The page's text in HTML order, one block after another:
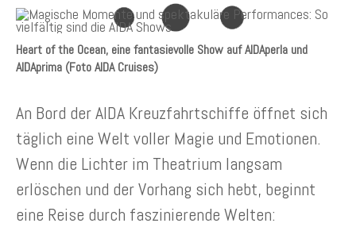
Heart of the Ocean, eine fantasievolle Show auf AIDAperla und
AIDAprima (Foto AIDA Cruises)
An Bord der AIDA Kreuzfahrtschiffe öffnet sich
täglich eine Welt voller Magie und Emotionen.
Wenn die Lichter im Theatrium langsam
erlöschen und der Vorhang sich hebt, beginnt
eine Reise durch faszinierende Welten: